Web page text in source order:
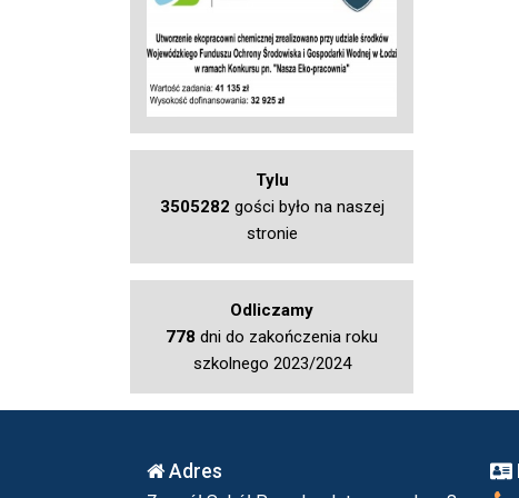
Tylu
3505282 gości było na naszej
stronie
Odliczamy
778 dni do zakończenia roku
szkolnego 2023/2024
Adres